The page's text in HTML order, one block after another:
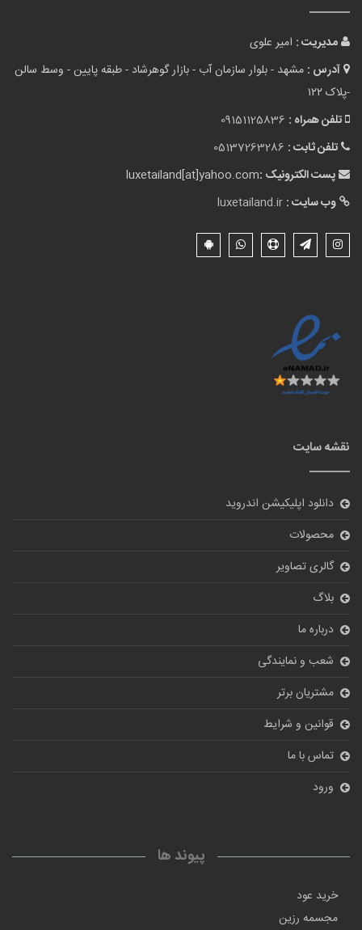
مدیریت : امیر علوی
آدرس : مشهد - بلوار سازمان آب - بازار گوهرشاد - طبقه پایین - وسط سالن
-پلاک ۱۲۲
تلفن همراه : 09151125836
تلفن ثابت : 05137263286
پست الکترونیک :luxetailand[at]yahoo.com
وب سایت : luxetailand.ir
نقشه سایت
دانلود اپلیکیشن اندروید
محصولات
گالری تصاویر
بلاگ
درباره ما
شعب و نمایندگی
مشتریان برتر
قوانین و شرایط
تماس با ما
ورود
پیوند ها
خرید عود
مجسمه رزین